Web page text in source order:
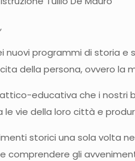
nuovi programmi di storia
della persona, ovvero la
educativa che i nostri
vie della loro città e
storici una sola volta
gli